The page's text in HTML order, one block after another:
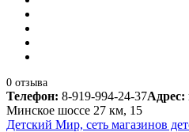
0 отзыва
Телефон: 8-919-994-24-37Адрес:
Минское шоссе 27 км, 15
Детский Мир, сеть магазинов